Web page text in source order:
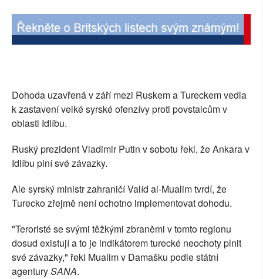
PLNÁ VERZE STRÁNEK
Dohoda uzavřená v září mezi Ruskem a Tureckem vedla
k zastavení velké syrské ofenzívy proti povstalcům v
oblasti Idlíbu.
Ruský prezident Vladimir Putin v sobotu řekl, že Ankara v
Idlíbu plní své závazky.
Ale syrský ministr zahraničí Valíd al-Mualim tvrdí, že
Turecko zřejmě není ochotno implementovat dohodu.
"Teroristé se svými těžkými zbraněmi v tomto regionu
dosud existují a to je indikátorem turecké neochoty plnit
své závazky," řekl Mualim v Damašku podle státní
agenturySANA.